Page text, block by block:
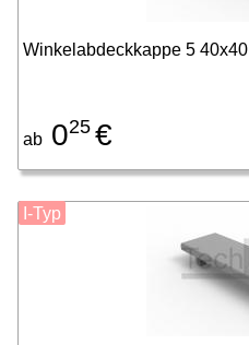
Winkelabdeckkappe 5 40x40
ab 025 €
I-Typ